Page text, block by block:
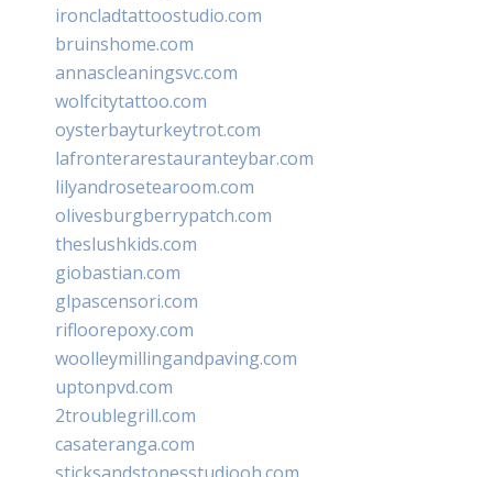
ironcladtattoostudio.com
bruinshome.com
annascleaningsvc.com
wolfcitytattoo.com
oysterbayturkeytrot.com
lafronterarestauranteybar.com
lilyandrosetearoom.com
olivesburgberrypatch.com
theslushkids.com
giobastian.com
glpascensori.com
rifloorepoxy.com
woolleymillingandpaving.com
uptonpvd.com
2troublegrill.com
casateranga.com